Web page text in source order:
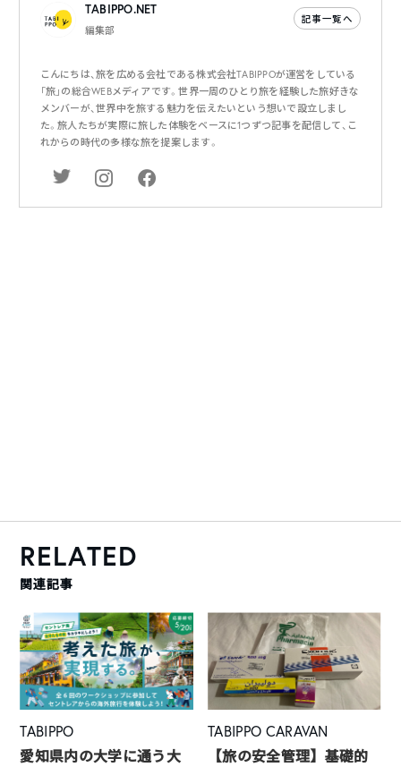
TABIPPO.NET
編集部
記事一覧へ
こんにちは、旅を広める会社である株式会社TABIPPOが運営をしている
「旅」の総合WEBメディアです。世界一周のひとり旅を経験した旅好きな
メンバーが、世界中を旅する魅力を伝えたいという想いで設立しまし
た。旅人たちが実際に旅した体験をベースに1つずつ記事を配信して、こ
れからの時代の多様な旅を提案します。
RELATED
関連記事
TABIPPO
愛知県内の大学に通う大
TABIPPO CARAVAN
【旅の安全管理】基礎的